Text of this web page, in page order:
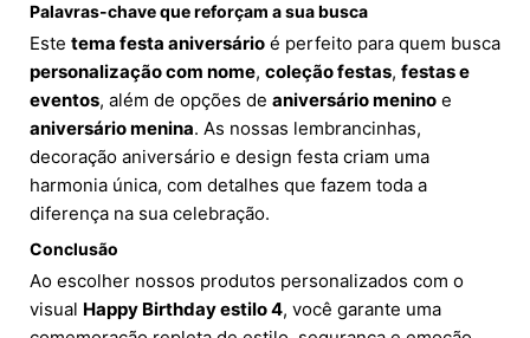
Palavras-chave que reforçam a sua busca
Este tema festa aniversário é perfeito para quem busca
personalização com nome, coleção festas, festas e
eventos, além de opções de aniversário menino e
aniversário menina. As nossas lembrancinhas,
decoração aniversário e design festa criam uma
harmonia única, com detalhes que fazem toda a
diferença na sua celebração.
Conclusão
Ao escolher nossos produtos personalizados com o
visual Happy Birthday estilo 4, você garante uma